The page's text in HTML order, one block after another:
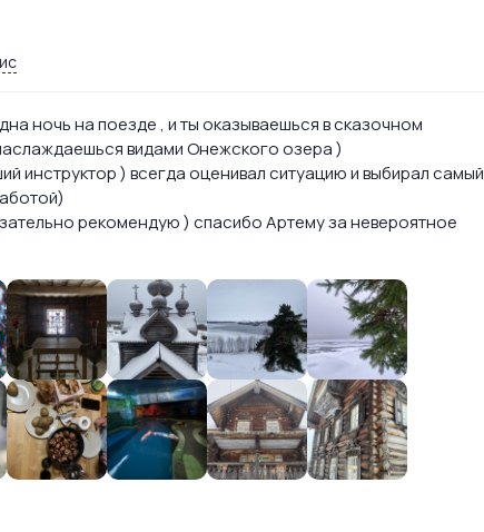
ночь на поезде , и ты оказываешься в сказочном
видами Онежского озера )
инструктор ) всегда оценивал ситуацию и выбирал самый
рекомендую ) спасибо Артему за невероятное